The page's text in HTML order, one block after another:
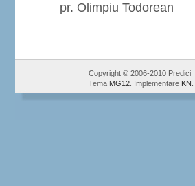
pr. Olimpiu Todorean
Copyright © 2006-2010 Predici
Tema MG12 . Implementare KN